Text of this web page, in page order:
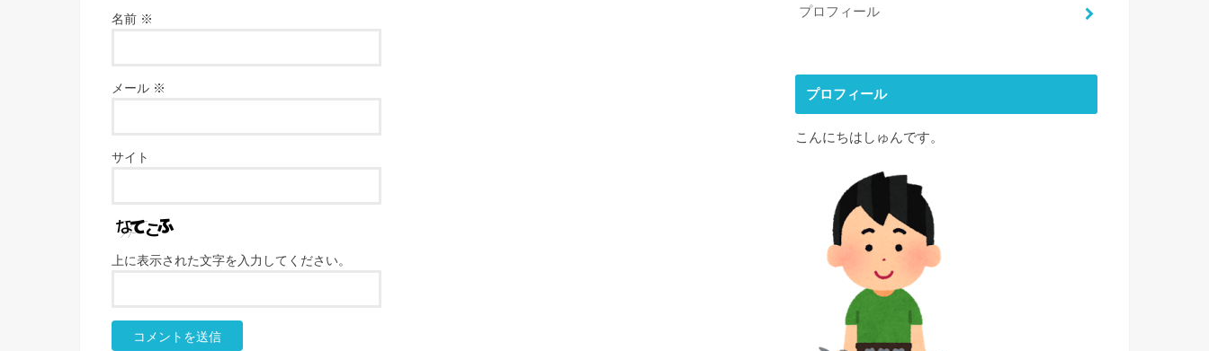
名前 ※
メール ※
サイト
上に表示された文字を入力してください。
プロフィール
プロフィール
こんにちはしゅんです。